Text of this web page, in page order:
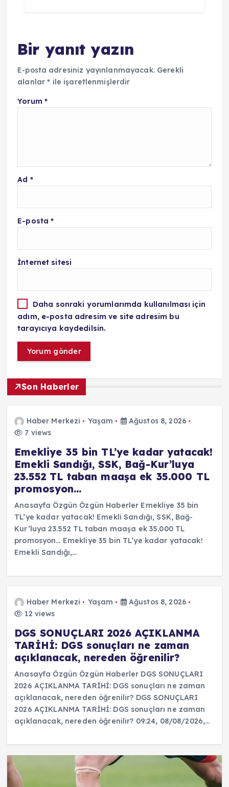
Bir yanıt yazın
E-posta adresiniz yayınlanmayacak. Gerekli
alanlar* ile işaretlenmişlerdir
Yorum *
Ad *
E-posta*
İnternet sitesi
Daha sonraki yorumlarımda kullanılması için
adım, e-posta adresim ve site adresim bu
tarayıcıya kaydedilsin.
Son Haberler
Haber Merkezi Yaşam
Ağustos 8, 2026
7 views
Emekliye 35 bin TL’ye kadar yatacak!
Emekli Sandığı, SSK, Bağ-Kur’luya
23.552 TL taban maaşa ek 35.000 TL
promosyon…
Anasayfa Özgün Özgün Haberler Emekliye 35 bin
TL’ye kadar yatacak! Emekli Sandığı, SSK, Bağ-
Kur’luya 23.552 TL taban maaşa ek 35.000 TL
promosyon… Emekliye 35 bin TL’ye kadar yatacak!
Emekli Sandığı,…
Haber Merkezi Yaşam
Ağustos 8, 2026
12 views
DGS SONUÇLARI 2026 AÇIKLANMA
TARİHİ: DGS sonuçları ne zaman
açıklanacak, nereden öğrenilir?
Anasayfa Özgün Özgün Haberler DGS SONUÇLARI
2026 AÇIKLANMA TARİHİ: DGS sonuçları ne zaman
açıklanacak, nereden öğrenilir? DGS SONUÇLARI
2026 AÇIKLANMA TARİHİ: DGS sonuçları ne zaman
açıklanacak, nereden öğrenilir? 09:24, 08/08/2026,…